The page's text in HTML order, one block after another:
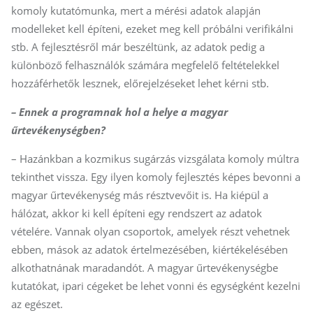
komoly kutatómunka, mert a mérési adatok alapján
modelleket kell építeni, ezeket meg kell próbálni verifikálni
stb. A fejlesztésről már beszéltünk, az adatok pedig a
különböző felhasználók számára megfelelő feltételekkel
hozzáférhetők lesznek, előrejelzéseket lehet kérni stb.
– Ennek a programnak hol a helye a magyar
űrtevékenységben?
– Hazánkban a kozmikus sugárzás vizsgálata komoly múltra
tekinthet vissza. Egy ilyen komoly fejlesztés képes bevonni a
magyar űrtevékenység más résztvevőit is. Ha kiépül a
hálózat, akkor ki kell építeni egy rendszert az adatok
vételére. Vannak olyan csoportok, amelyek részt vehetnek
ebben, mások az adatok értelmezésében, kiértékelésében
alkothatnának maradandót. A magyar űrtevékenységbe
kutatókat, ipari cégeket be lehet vonni és egységként kezelni
az egészet.